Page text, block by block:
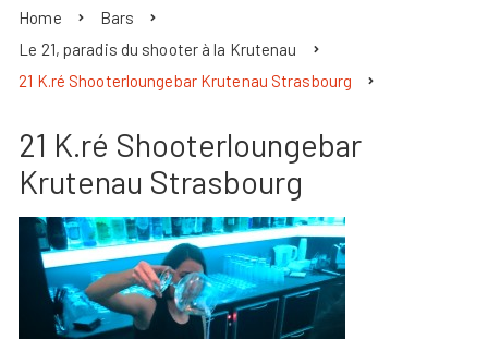
Home
Bars
Le 21, paradis du shooter à la Krutenau
21 K.ré Shooterloungebar Krutenau Strasbourg
21 K.ré Shooterloungebar
Krutenau Strasbourg